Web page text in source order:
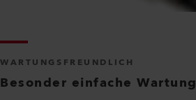
WARTUNGSFREUNDLICH
Besonder einfache Wartung